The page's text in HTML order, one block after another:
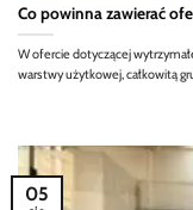
Co powinna zawierać
W ofercie dotyczącej
warstwy użytkowej, całkowitą
05